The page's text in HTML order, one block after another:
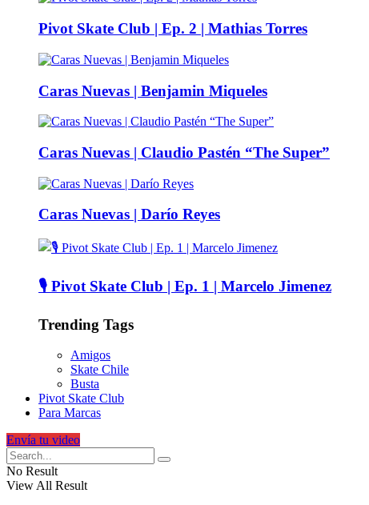
Pivot Skate Club | Ep. 2 | Mathias Torres
Caras Nuevas | Benjamin Miqueles
Caras Nuevas | Claudio Pastén “The Super”
Caras Nuevas | Darío Reyes
🎙️ Pivot Skate Club | Ep. 1 | Marcelo Jimenez
Trending Tags
Amigos
Skate Chile
Busta
Pivot Skate Club
Para Marcas
Envía tu video
No Result
View All Result